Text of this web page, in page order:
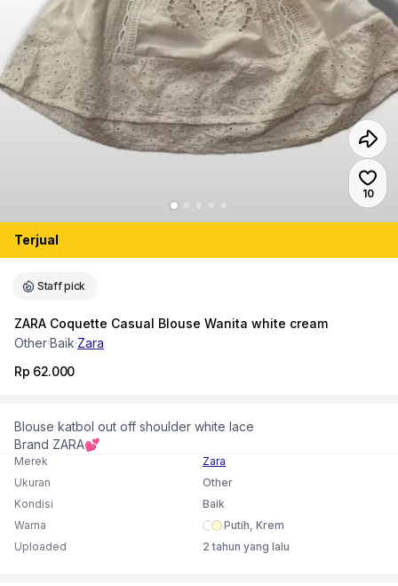
10
Terjual
Staff pick
ZARA Coquette Casual Blouse Wanita white cream
Other·Baik·Zara
Rp 62.000
Blouse katbol out off shoulder white lace
Brand ZARA💕
Merek
Zara
Ukuran
Other
Kondisi
Baik
Warna
Putih, Krem
Uploaded
2 tahun yang lalu